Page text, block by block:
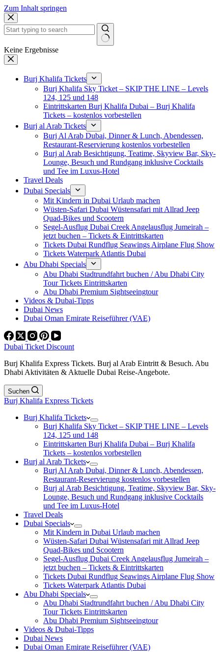
Zum Inhalt springen
Keine Ergebnisse
Burj Khalifa Tickets
Burj Khalifa Sky Ticket – SKIP THE LINE – Levels
124, 125 und 148
Eintrittskarten Burj Khalifa Dubai – Burj Khalifa
Tickets – kostenlos vorbestellen
Burj al Arab Tickets
Burj Al Arab Dubai, Dinner & Lunch, Abendessen,
Restaurant-Reservierung kostenlos vorbestellen
Burj al Arab Besichtigung, Teatime, Skyview Bar, Sky-
Lounge, Besuch und Rundgang inklusive Cocktails
und Tee im Luxus-Hotel
Travel Deals
Dubai Specials
Mit Kindern in Dubai Urlaub machen
Wüsten-Safari Dubai Wüstensafari mit Allrad Jeep
Quad-Bikes und Scootern
Segel-Ausflug Dubai Creek Angelausflug Jumeirah –
jetzt buchen – Tickets & Eintrittskarten
Tickets Dubai Rundflug Seawings Airplane Flug Show
Tickets Waterpark Atlantis Dubai
Abu Dhabi Specials
Abu Dhabi Stadtrundfahrt buchen / Abu Dhabi City
Tour Tickets Eintrittskarten
Abu Dhabi Premium Sightseeingtour
Videos & Dubai-Tipps
Dubai News
Dubai Oman Emirate Reiseführer (VAE)
Dubai Ticket Discount
Burj Khalifa Express Tickets. Burj al Arab Eintritt & Besuch. Abu
Dhabi Aktivitäten & Aktuelle Dubai Reise-Angebote.
Suchen
Burj Khalifa Express Tickets
Burj Khalifa Tickets
Burj Khalifa Sky Ticket – SKIP THE LINE – Levels
124, 125 und 148
Eintrittskarten Burj Khalifa Dubai – Burj Khalifa
Tickets – kostenlos vorbestellen
Burj al Arab Tickets
Burj Al Arab Dubai, Dinner & Lunch, Abendessen,
Restaurant-Reservierung kostenlos vorbestellen
Burj al Arab Besichtigung, Teatime, Skyview Bar, Sky-
Lounge, Besuch und Rundgang inklusive Cocktails
und Tee im Luxus-Hotel
Travel Deals
Dubai Specials
Mit Kindern in Dubai Urlaub machen
Wüsten-Safari Dubai Wüstensafari mit Allrad Jeep
Quad-Bikes und Scootern
Segel-Ausflug Dubai Creek Angelausflug Jumeirah –
jetzt buchen – Tickets & Eintrittskarten
Tickets Dubai Rundflug Seawings Airplane Flug Show
Tickets Waterpark Atlantis Dubai
Abu Dhabi Specials
Abu Dhabi Stadtrundfahrt buchen / Abu Dhabi City
Tour Tickets Eintrittskarten
Abu Dhabi Premium Sightseeingtour
Videos & Dubai-Tipps
Dubai News
Dubai Oman Emirate Reiseführer (VAE)